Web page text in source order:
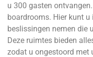
u 300 gasten
boardrooms. Hier kunt
beslissingen nemen die
Deze ruimtes bieden
zodat u ongestoord met